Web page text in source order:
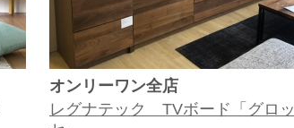
オンリーワン全店
レグナテック TVボード「グロッ